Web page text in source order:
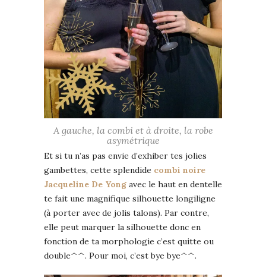
A gauche, la combi et à droite, la robe
asymétrique
Et si tu n’as pas envie d’exhiber tes jolies
gambettes, cette splendide combi noire
Jacqueline De Yong avec le haut en dentelle
te fait une magnifique silhouette longiligne
(à porter avec de jolis talons). Par contre,
elle peut marquer la silhouette donc en
fonction de ta morphologie c’est quitte ou
double^^. Pour moi, c’est bye bye^^.